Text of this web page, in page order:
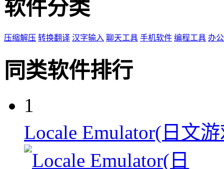
软件分类
压缩解压 转换翻译 汉字输入 聊天工具 手机软件 编程工具 办
同类软件排行
1
Locale Emulator(日文